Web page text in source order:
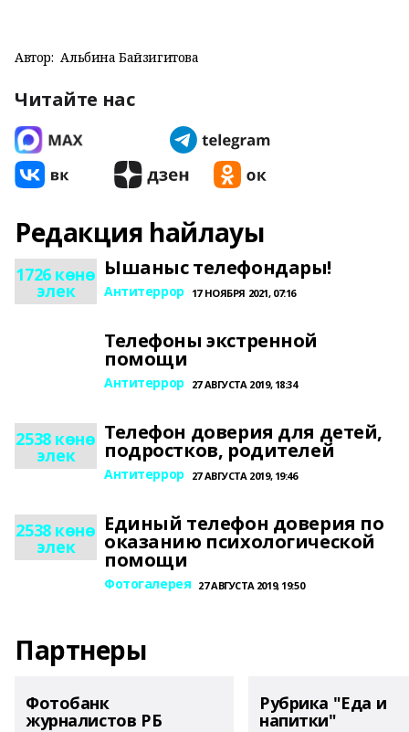
Автор: Альбина Байзигитова
Читайте нас
Редакция һайлауы
1726 көнө
элек
Ышаныс телефондары!
Антитеррор 17 НОЯБРЯ 2021, 07:16
Телефоны экстренной
помощи
Антитеррор 27 АВГУСТА 2019, 18:34
2538 көнө
элек
Телефон доверия для детей,
подростков, родителей
Антитеррор 27 АВГУСТА 2019, 19:46
2538 көнө
элек
Единый телефон доверия по
оказанию психологической
помощи
Фотогалерея 27 АВГУСТА 2019, 19:50
Партнеры
Фотобанк
журналистов РБ
Рубрика "Еда и
напитки"